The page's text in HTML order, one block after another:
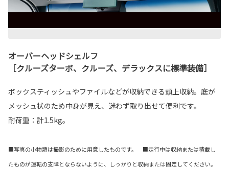
オーバーヘッドシェルフ
［クルーズターボ、クルーズ、デラックスに標準装備］
ボックスティッシュやファイルなどが収納できる頭上収納。底が
メッシュ状のため中身が見え、迷わず取り出せて便利です。
耐荷重：計1.5kg。
■写真の小物類は撮影のために用意したものです。 ■走行中は収納または積載し
たものが運転の支障とならないように、しっかりと収納または固定してください。